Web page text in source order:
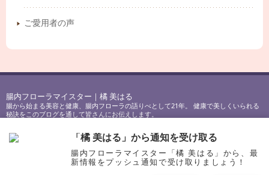
ご愛用者の声
腸内フローラマイスター｜橘 美はる
腸から始まる美容と健康、腸内フローラの語りべとして21年。 健康で美しくいられる
秘訣をこのブログを通して皆さんにお伝えします。
「橘 美はる」から通知を受け取る
腸内フローラマイスター「橘 美はる」から、最
新情報をプッシュ通知で受け取りましょう！